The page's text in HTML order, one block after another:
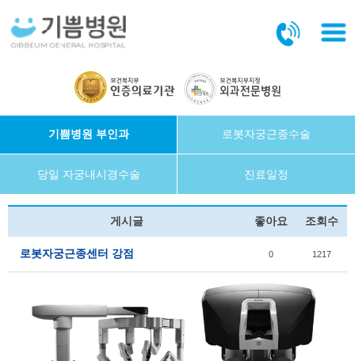
기쁨병원 부인과 로봇자궁근종수술
당일 자궁내시경수술 진료일정
게시글 좋아요 조회수
로봇자궁근종센터 강점 0 1217